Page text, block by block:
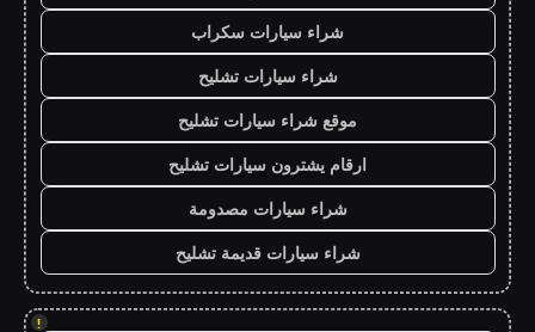
شراء سيارات سكراب
شراء سيارات تشليح
موقع شراء سيارات تشليح
ارقام يشترون سيارات تشليح
شراء سيارات مصدومة
شراء سيارات قديمة تشليح
!